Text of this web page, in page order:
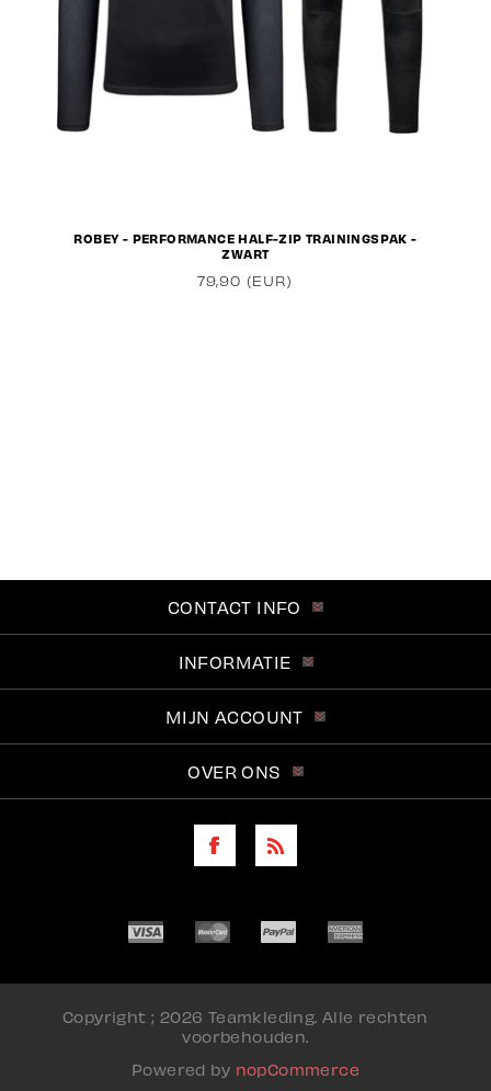
ROBEY - PERFORMANCE HALF-ZIP TRAININGSPAK -
ZWART
79,90 (EUR)
CONTACT INFO
INFORMATIE
MIJN ACCOUNT
OVER ONS
Copyright ; 2026 Teamkleding. Alle rechten
voorbehouden.
Powered by nopCommerce